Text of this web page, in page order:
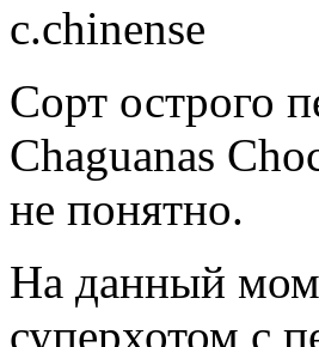
c.chinense
Сорт острого
Chaguanas
не понятно.
На данный
суперхотом с